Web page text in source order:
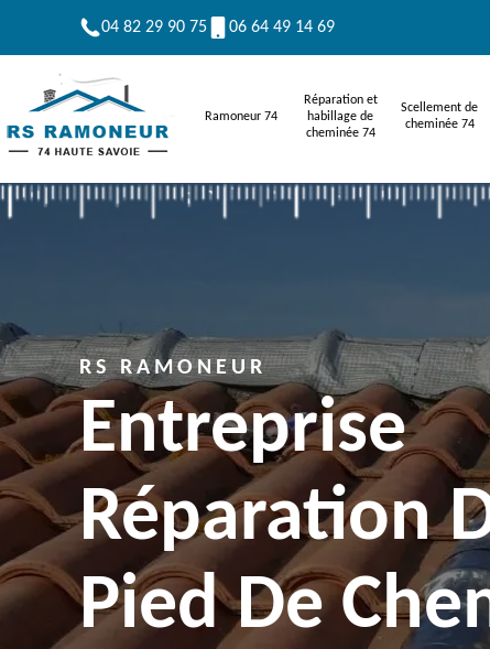
04 82 29 90 75 06 64 49 14 69
Ramoneur 74
Réparation et
habillage de
cheminée 74
Scellement de
cheminée 74
RS RAMONEUR
Entreprise
Réparation
Pied De